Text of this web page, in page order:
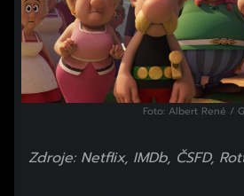
Foto: Albert René /
Zdroje: Netflix, IMDb, ČSFD,